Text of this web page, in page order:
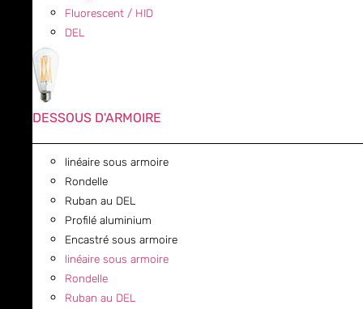
Fluorescent / HID
DEL
DESSOUS D'ARMOIRE
linéaire sous armoire
Rondelle
Ruban au DEL
Profilé aluminium
Encastré sous armoire
linéaire sous armoire
Rondelle
Ruban au DEL